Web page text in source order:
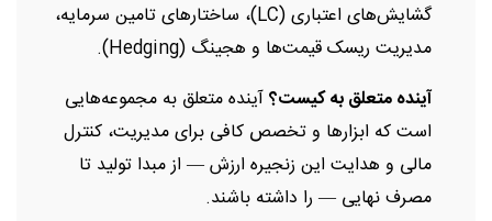
گشایش‌های اعتباری (LC)، ساختارهای تامین سرمایه،
مدیریت ریسک قیمت‌ها و هجینگ (Hedging).
آینده متعلق به کیست؟آینده متعلق به مجموعه‌هایی
است که ابزارها و تخصص کافی برای مدیریت، کنترل
مالی و هدایت این زنجیره ارزش — از مبدا تولید تا
مصرف نهایی — را داشته باشند.